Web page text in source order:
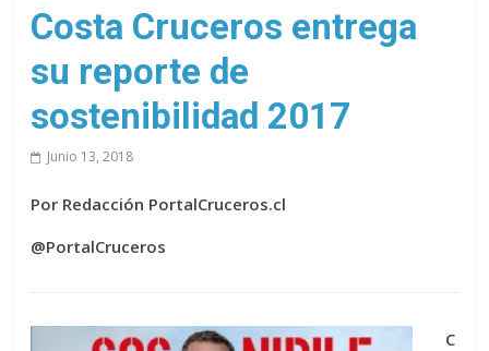
de
cruceros
en
un
solo
Costa Cruceros entrega
su reporte de
sostenibilidad 2017
Junio 13, 2018
Por Redacción PortalCruceros.cl
@PortalCruceros
C